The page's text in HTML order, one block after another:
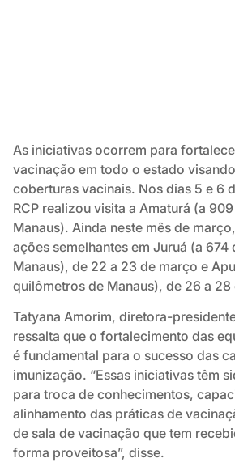
As iniciativas ocorrem para
vacinação em todo o estado
coberturas vacinais. Nos dias 5 e 6
RCP realizou visita a Amaturá (a
Manaus). Ainda neste mês de
ações semelhantes em Juruá (a
Manaus), de 22 a 23 de março e
quilômetros de Manaus), de 26 a 28
Tatyana Amorim, diretora-
ressalta que o fortalecimento das
é fundamental para o sucesso das
imunização. “Essas iniciativas têm
para troca de conhecimentos,
alinhamento das práticas de
de sala de vacinação que tem
forma proveitosa”, disse.